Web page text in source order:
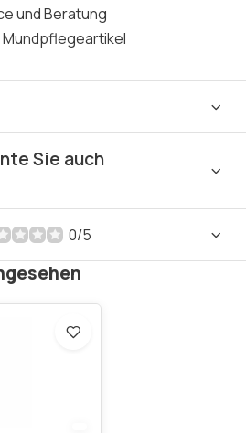
und Beratung
Sie auch
0/5